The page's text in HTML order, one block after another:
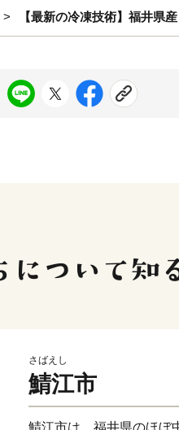
【最新の冷凍技術】福井県
さばえし
鯖江市
鯖江市は、福井県のほぼ